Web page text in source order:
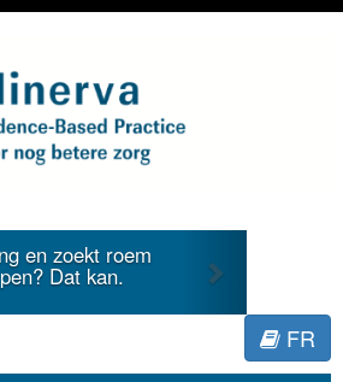
en zoekt roem
Dat kan.
FR